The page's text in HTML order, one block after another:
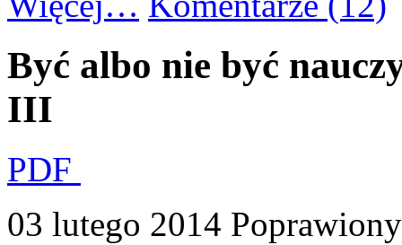
Być albo nie być
III
PDF
03 lutego 2014